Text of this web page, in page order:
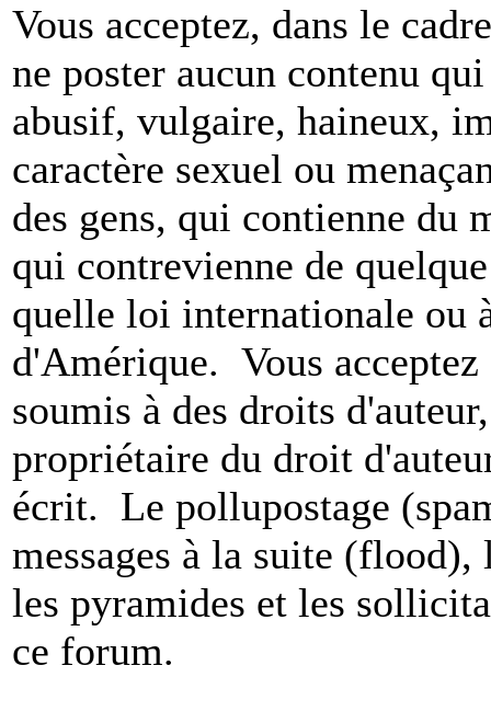
Vous acceptez, dans le
ne poster aucun contenu
abusif, vulgaire, haineux,
caractère sexuel ou
des gens, qui contienne du
qui contrevienne de
quelle loi internationale ou
d'Amérique. Vous
soumis à des droits
propriétaire du droit
écrit. Le pollupostage
messages à la suite
les pyramides et les
ce forum.